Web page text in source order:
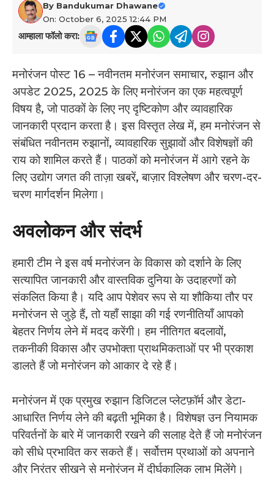
By Bandukumar Dhawane
On: October 6, 2025 12:44 PM
आम्हाला फॉलो करा:
मनोरंजन पोस्ट 16 – नवीनतम मनोरंजन समाचार, रुझान और
अपडेट 2025, 2025 के लिए मनोरंजन का एक महत्वपूर्ण
विषय है, जो पाठकों के लिए नए दृष्टिकोण और व्यावहारिक
जानकारी प्रदान करता है। इस विस्तृत लेख में, हम मनोरंजन से
संबंधित नवीनतम रुझानों, व्यावहारिक सुझावों और विशेषज्ञों की
राय को शामिल करते हैं। पाठकों को मनोरंजन में आगे रहने के
लिए उद्योग जगत की ताज़ा खबरें, बाज़ार विश्लेषण और चरण-दर-
चरण मार्गदर्शन मिलेगा।
अवलोकन और संदर्भ
हमारी टीम ने इस वर्ष मनोरंजन के विकास को दर्शाने के लिए
सत्यापित जानकारी और वास्तविक दुनिया के उदाहरणों को
संकलित किया है। यदि आप पेशेवर रूप से या शौकिया तौर पर
मनोरंजन से जुड़े हैं, तो यहाँ साझा की गई रणनीतियाँ आपको
बेहतर निर्णय लेने में मदद करेंगी। हम नीतिगत बदलावों,
तकनीकी विकास और उपभोक्ता प्राथमिकताओं पर भी प्रकाश
डालते हैं जो मनोरंजन को आकार दे रहे हैं।
मनोरंजन में एक प्रमुख रुझान डिजिटल प्लेटफ़ॉर्म और डेटा-
आधारित निर्णय लेने की बढ़ती भूमिका है। विशेषज्ञ उन नियामक
परिवर्तनों के बारे में जानकारी रखने की सलाह देते हैं जो मनोरंजन
को सीधे प्रभावित कर सकते हैं। सर्वोत्तम प्रथाओं को अपनाने
और निरंतर सीखने से मनोरंजन में दीर्घकालिक लाभ मिलेंगे।